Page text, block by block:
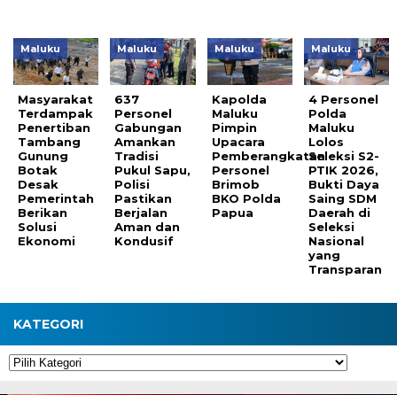
Maluku
Masyarakat
Terdampak
Penertiban
Tambang
Gunung
Botak
Desak
Pemerintah
Berikan
Solusi
Ekonomi
Maluku
637
Personel
Gabungan
Amankan
Tradisi
Pukul Sapu,
Polisi
Pastikan
Berjalan
Aman dan
Kondusif
Maluku
Kapolda
Maluku
Pimpin
Upacara
Pemberangkatan
Personel
Brimob
BKO Polda
Papua
Maluku
4 Personel
Polda
Maluku
Lolos
Seleksi S2-
PTIK 2026,
Bukti Daya
Saing SDM
Daerah di
Seleksi
Nasional
yang
Transparan
KATEGORI
Kategori